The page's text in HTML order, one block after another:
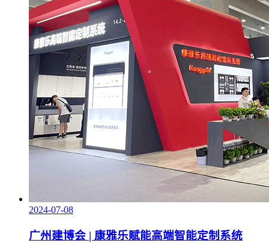
2024-07-08
广州建博会 | 康雅乐赋能高端智能定制系统